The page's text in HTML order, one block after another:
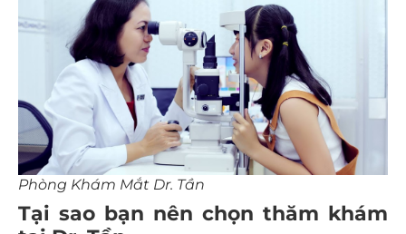
Phòng Khám Mắt Dr. Tần
Tại sao bạn nên chọn thăm khám